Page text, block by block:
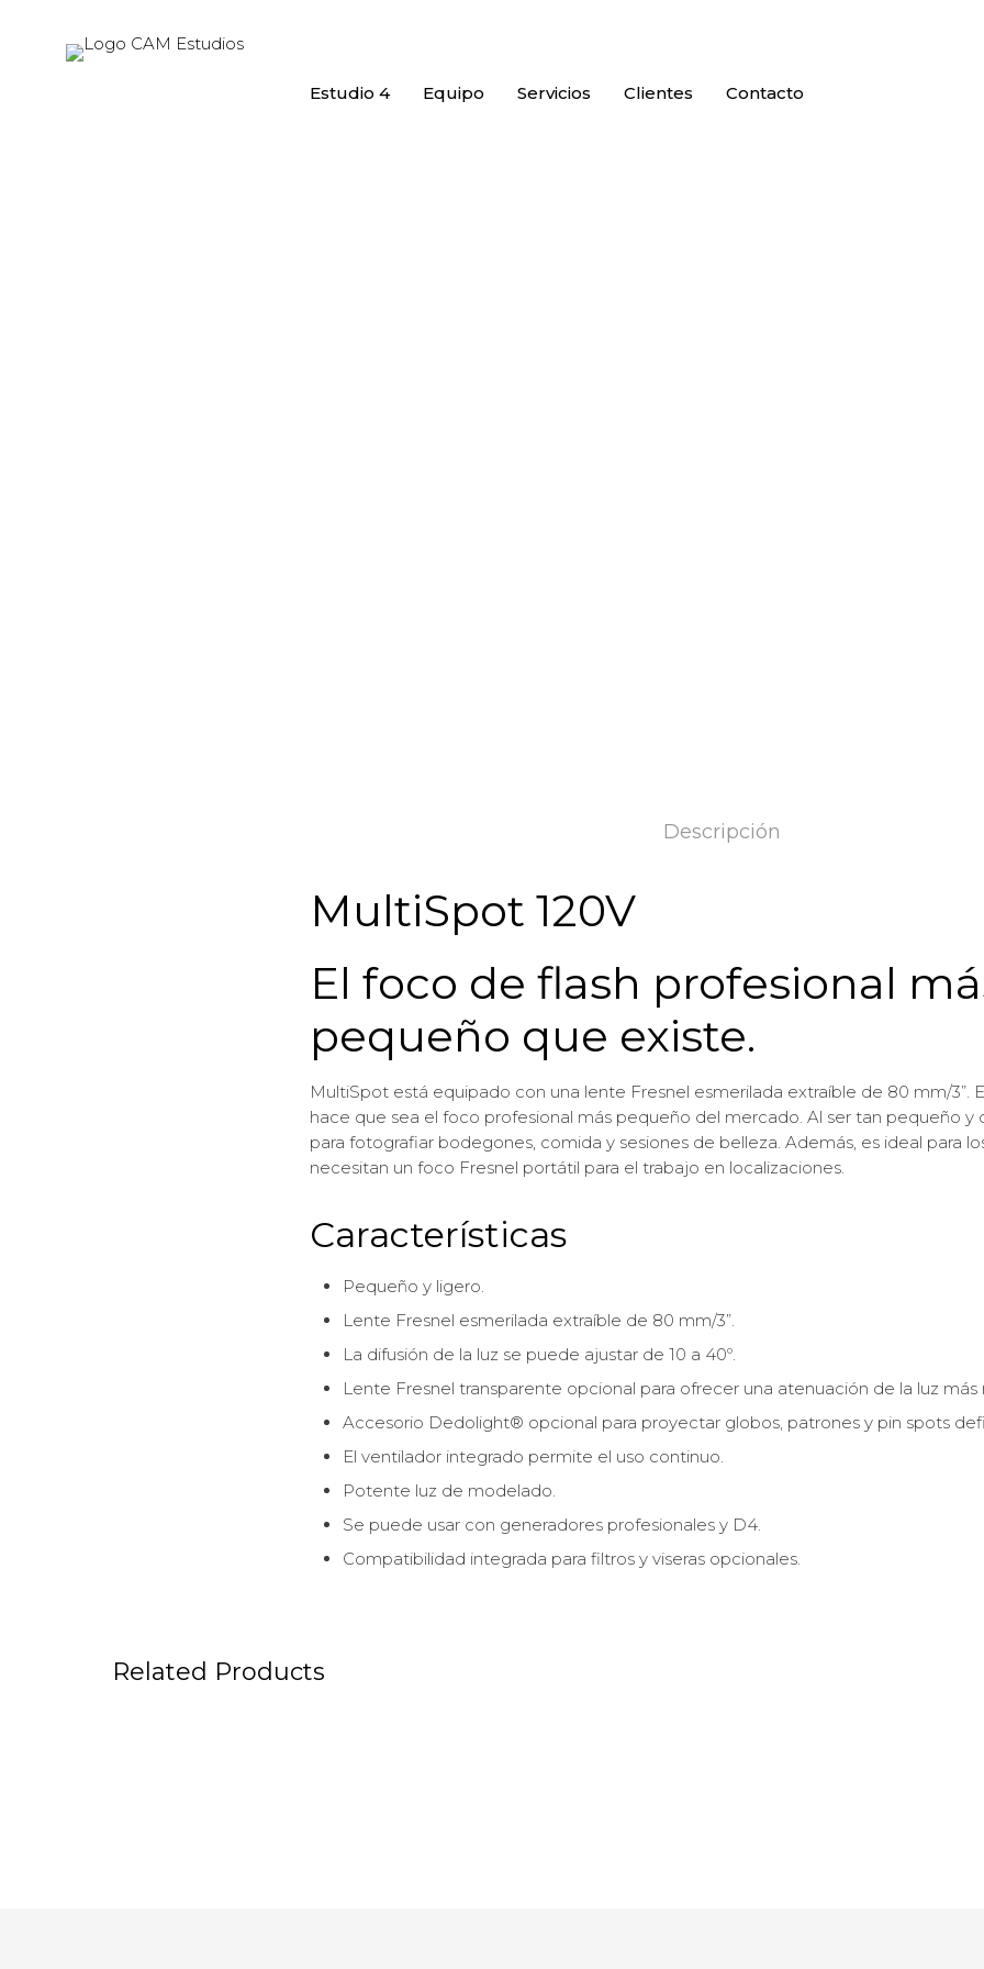
Estudio 4 Equipo Servicios Clientes Contacto
Descripción
MultiSpot 120V
El foco de flash profesional
pequeño que existe.
MultiSpot está equipado con una lente Fresnel esmerilada extraíble de 80 mm/3”.
hace que sea el foco profesional más pequeño del mercado. Al ser tan pequeño
para fotografiar bodegones, comida y sesiones de belleza. Además, es ideal para
necesitan un foco Fresnel portátil para el trabajo en localizaciones.
Características
Pequeño y ligero.
Lente Fresnel esmerilada extraíble de 80 mm/3”.
La difusión de la luz se puede ajustar de 10 a 40º.
Lente Fresnel transparente opcional para ofrecer una atenuación de la luz más
Accesorio Dedolight® opcional para proyectar globos, patrones y pin spots
El ventilador integrado permite el uso continuo.
Potente luz de modelado.
Se puede usar con generadores profesionales y D4.
Compatibilidad integrada para filtros y viseras opcionales.
Related Products